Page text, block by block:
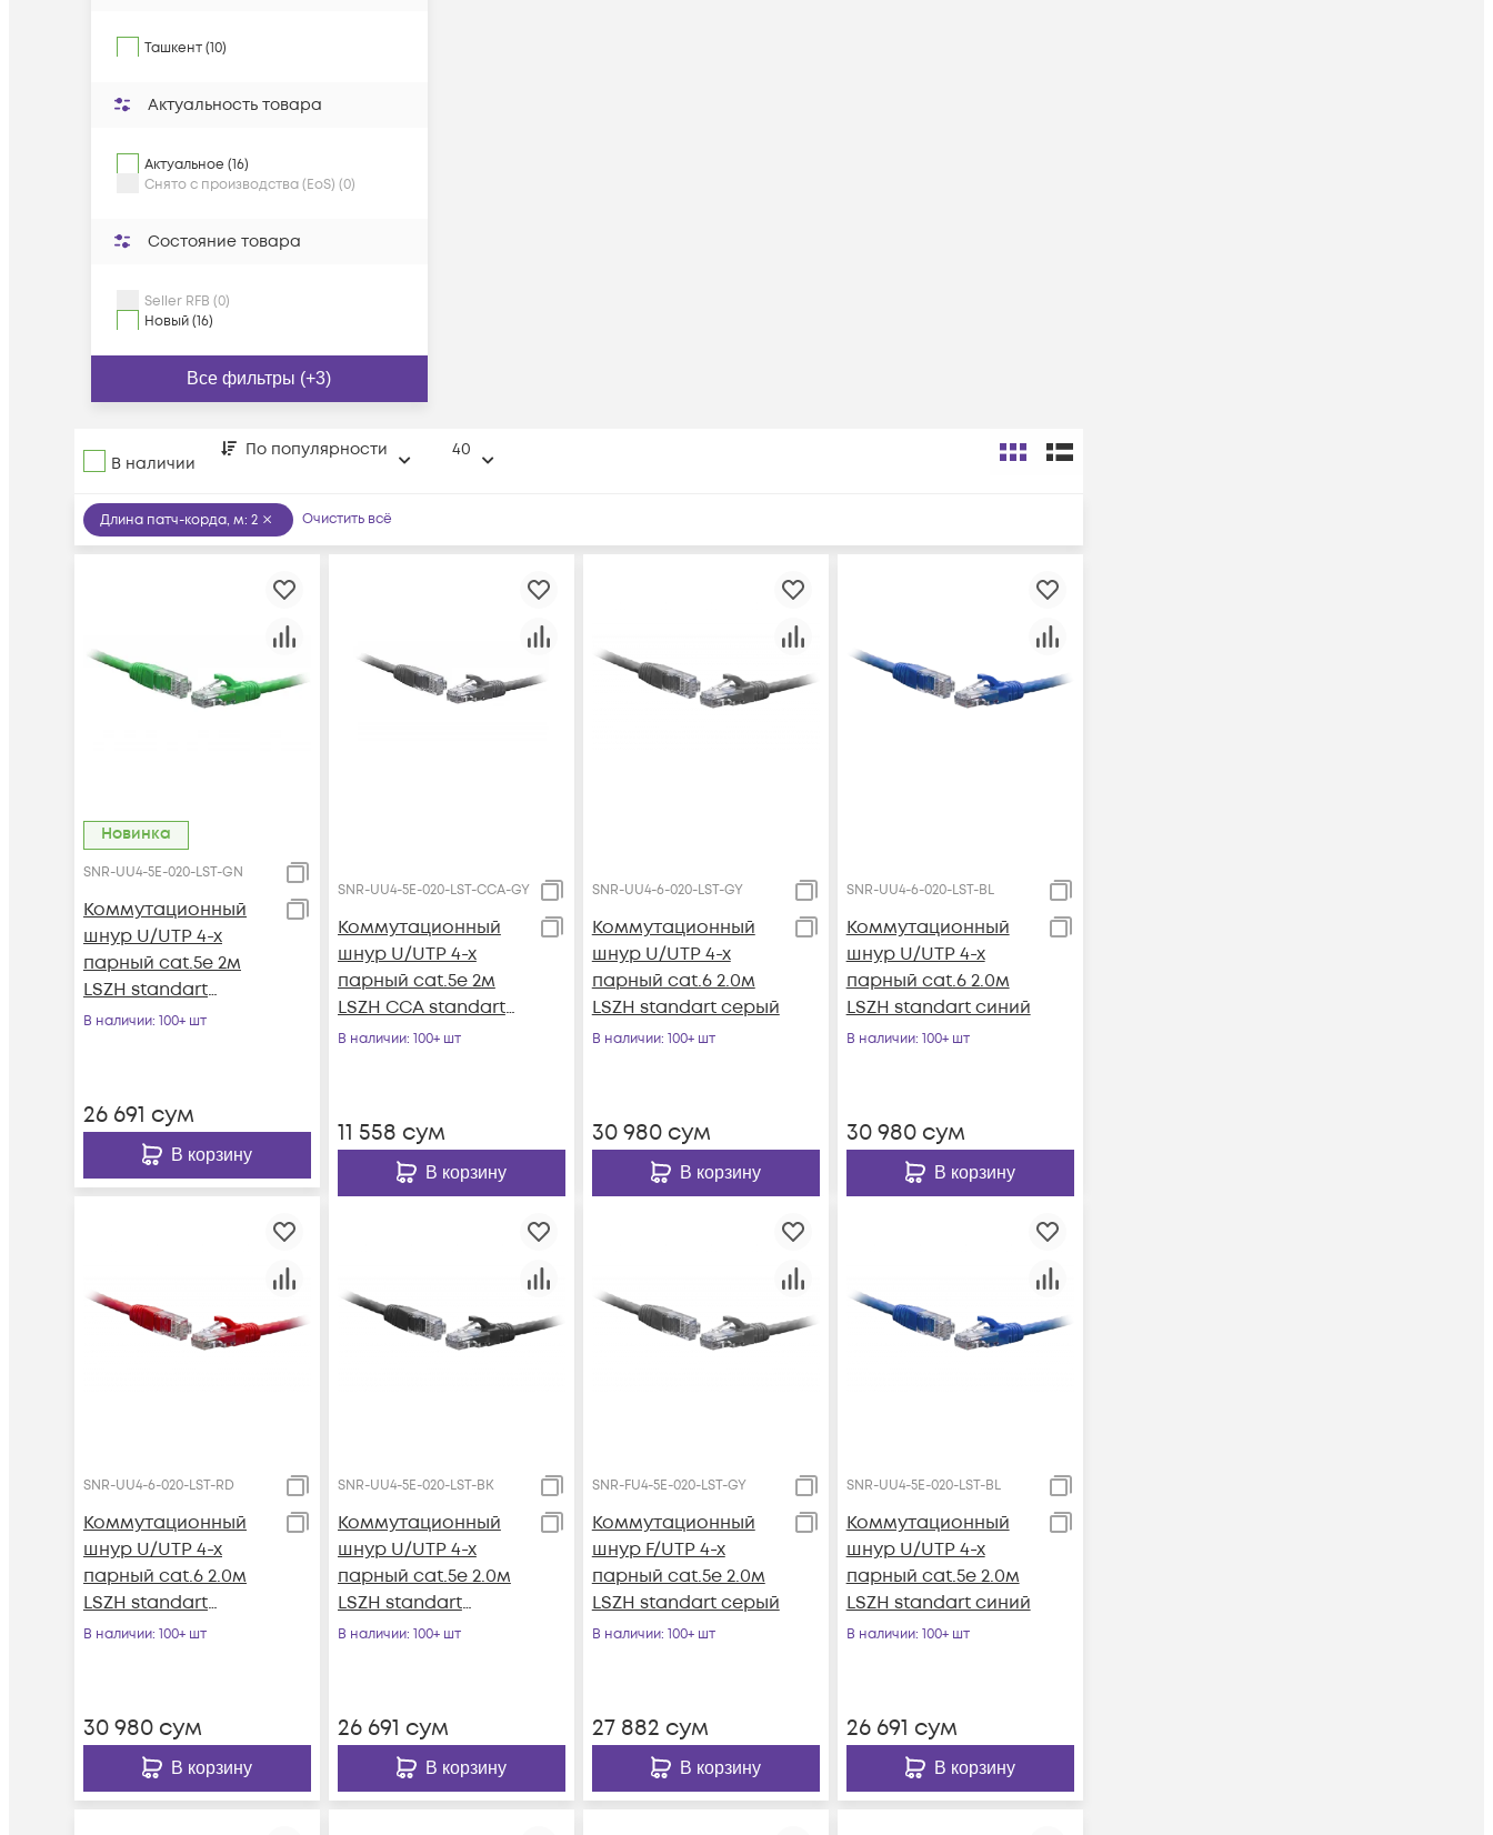
Ташкент (10)
Актуальность товара
Актуальное (16)
Снято с производства (EoS) (0)
Состояние товара
Seller RFB (0)
Новый (16)
Все фильтры (+3)
В наличии
По популярности 40
Длина патч-корда, м: 2 Очистить всё
Новинка
SNR-UU4-5E-020-LST-GN
Коммутационный
шнур U/UTP 4-х
парный cat.5e 2м
LSZH standart
зеленый
В наличии: 100+ шт
26 691 сум
В корзину
SNR-UU4-5E-020-LST-CCA-GY
Коммутационный
шнур U/UTP 4-х
парный cat.5e 2м
LSZH CCA standart
серый
В наличии: 100+ шт
11 558 сум
В корзину
SNR-UU4-6-020-LST-GY
Коммутационный
шнур U/UTP 4-х
парный cat.6 2.0м
LSZH standart серый
В наличии: 100+ шт
30 980сум
В корзину
SNR-UU4-6-020-LST-BL
Коммутационный
шнур U/UTP 4-х
парный cat.6 2.0м
LSZH standart синий
В наличии: 100+ шт
30 980сум
В корзину
SNR-UU4-6-020-LST-RD
Коммутационный
шнур U/UTP 4-х
парный cat.6 2.0м
LSZH standart
красный
В наличии: 100+ шт
30 980 сум
В корзину
SNR-UU4-5E-020-LST-BK
Коммутационный
шнур U/UTP 4-х
парный cat.5e 2.0м
LSZH standart
чёрный
В наличии: 100+ шт
26 691 сум
В корзину
SNR-FU4-5E-020-LST-GY
Коммутационный
шнур F/UTP 4-х
парный cat.5e 2.0м
LSZH standart серый
В наличии: 100+ шт
27 882 сум
В корзину
SNR-UU4-5E-020-LST-BL
Коммутационный
шнур U/UTP 4-х
парный cat.5e 2.0м
LSZH standart синий
В наличии: 100+ шт
26 691 сум
В корзину